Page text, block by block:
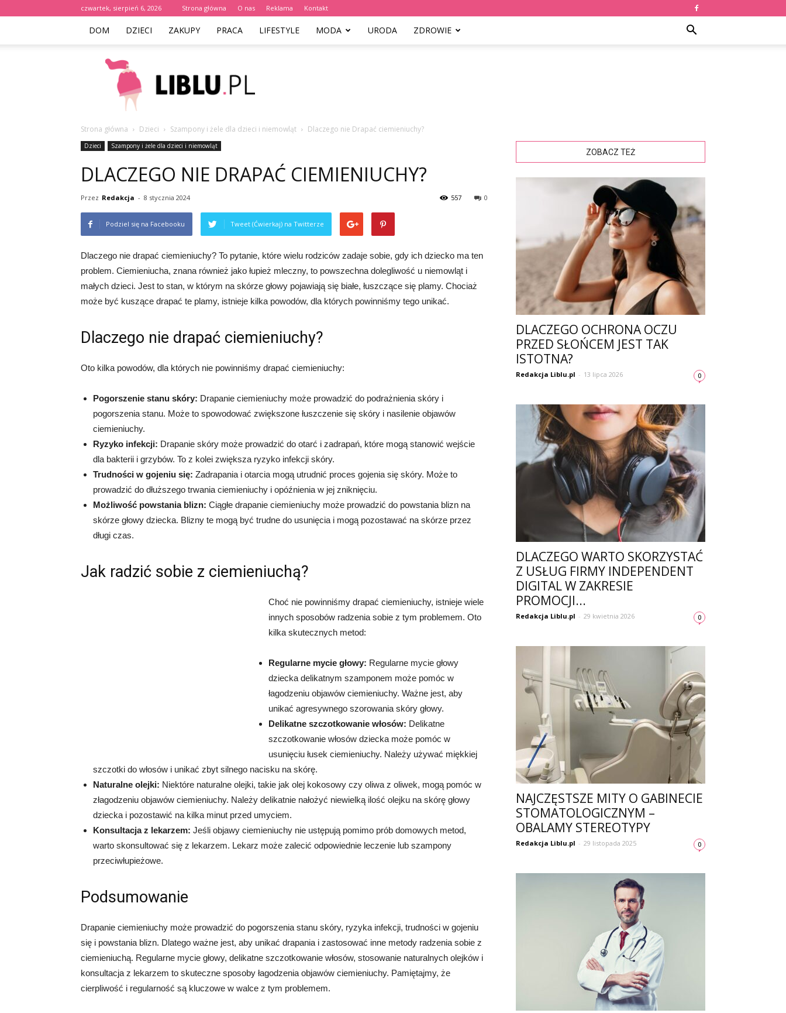
czwartek, sierpień 6, 2026 Strona główna O nas Reklama Kontakt
DOM DZIECI ZAKUPY PRACA LIFESTYLE MODA URODA ZDROWIE
Liblu.pl
Strona główna Dzieci Szampony i żele dla dzieci i niemowląt Dlaczego nie Drapać ciemieniuchy?
Dzieci Szampony i żele dla dzieci i niemowląt
DLACZEGO NIE DRAPAĆ CIEMIENIUCHY?
Przez Redakcja - 8 stycznia 2024 0
557
Podziel się na Facebooku Tweet (Ćwierkaj) na Twitterze
Dlaczego nie drapać ciemieniuchy? To pytanie, które wielu rodziców zadaje sobie, gdy ich dziecko ma ten
problem. Ciemieniucha, znana również jako łupież mleczny, to powszechna dolegliwość u niemowląt i
małych dzieci. Jest to stan, w którym na skórze głowy pojawiają się białe, łuszczące się plamy. Chociaż
może być kuszące drapać te plamy, istnieje kilka powodów, dla których powinniśmy tego unikać.
Dlaczego nie drapać ciemieniuchy?
Oto kilka powodów, dla których nie powinniśmy drapać ciemieniuchy:
Pogorszenie stanu skóry: Drapanie ciemieniuchy może prowadzić do podrażnienia skóry i
pogorszenia stanu. Może to spowodować zwiększone łuszczenie się skóry i nasilenie objawów
ciemieniuchy.
Ryzyko infekcji: Drapanie skóry może prowadzić do otarć i zadrapań, które mogą stanowić wejście
dla bakterii i grzybów. To z kolei zwiększa ryzyko infekcji skóry.
Trudności w gojeniu się: Zadrapania i otarcia mogą utrudnić proces gojenia się skóry. Może to
prowadzić do dłuższego trwania ciemieniuchy i opóźnienia w jej zniknięciu.
Możliwość powstania blizn: Ciągłe drapanie ciemieniuchy może prowadzić do powstania blizn na
skórze głowy dziecka. Blizny te mogą być trudne do usunięcia i mogą pozostawać na skórze przez
długi czas.
Jak radzić sobie z ciemieniuchą?
Choć nie powinniśmy drapać ciemieniuchy, istnieje wiele
innych sposobów radzenia sobie z tym problemem. Oto
kilka skutecznych metod:
Regularne mycie głowy: Regularne mycie głowy
dziecka delikatnym szamponem może pomóc w
łagodzeniu objawów ciemieniuchy. Ważne jest, aby
unikać agresywnego szorowania skóry głowy.
Delikatne szczotkowanie włosów: Delikatne
szczotkowanie włosów dziecka może pomóc w
usunięciu łusek ciemieniuchy. Należy używać miękkiej
szczotki do włosów i unikać zbyt silnego nacisku na skórę.
Naturalne olejki: Niektóre naturalne olejki, takie jak olej kokosowy czy oliwa z oliwek, mogą pomóc w
złagodzeniu objawów ciemieniuchy. Należy delikatnie nałożyć niewielką ilość olejku na skórę głowy
dziecka i pozostawić na kilka minut przed umyciem.
Konsultacja z lekarzem: Jeśli objawy ciemieniuchy nie ustępują pomimo prób domowych metod,
warto skonsultować się z lekarzem. Lekarz może zalecić odpowiednie leczenie lub szampony
przeciwłupieżowe.
Podsumowanie
Drapanie ciemieniuchy może prowadzić do pogorszenia stanu skóry, ryzyka infekcji, trudności w gojeniu
się i powstania blizn. Dlatego ważne jest, aby unikać drapania i zastosować inne metody radzenia sobie z
ciemieniuchą. Regularne mycie głowy, delikatne szczotkowanie włosów, stosowanie naturalnych olejków i
konsultacja z lekarzem to skuteczne sposoby łagodzenia objawów ciemieniuchy. Pamiętajmy, że
cierpliwość i regularność są kluczowe w walce z tym problemem.
ZOBACZ TEŻ
DLACZEGO OCHRONA OCZU
PRZED SŁOŃCEM JEST TAK
ISTOTNA?
Redakcja Liblu.pl - 13 lipca 2026 0
DLACZEGO WARTO SKORZYSTAĆ
Z USŁUG FIRMY INDEPENDENT
DIGITAL W ZAKRESIE
PROMOCJI...
Redakcja Liblu.pl - 29 kwietnia 2026 0
NAJCZĘSTSZE MITY O GABINECIE
STOMATOLOGICZNYM –
OBALAMY STEREOTYPY
Redakcja Liblu.pl - 29 listopada 2025 0